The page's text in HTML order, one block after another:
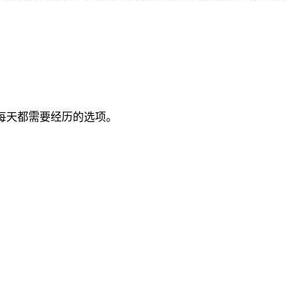
都需要经历的选项。